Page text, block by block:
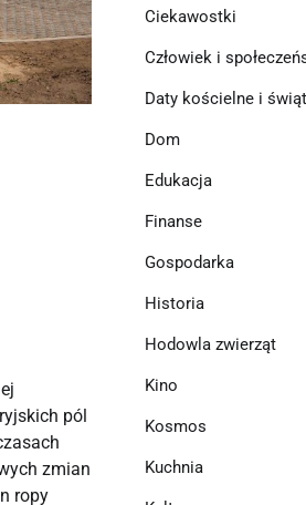
pól
zmian
ropy
Ciekawostki
Człowiek i
Daty kościelne i
Dom
Edukacja
Finanse
Gospodarka
Historia
Hodowla zwierząt
Kino
Kosmos
Kuchnia